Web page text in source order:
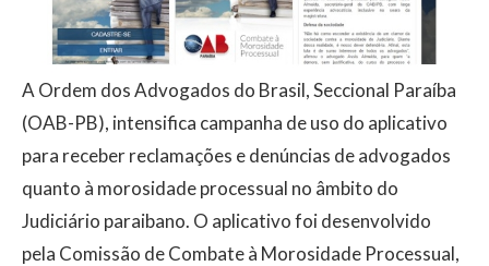
A Ordem dos Advogados do Brasil, Seccional Paraíba
(OAB-PB), intensifica campanha de uso do aplicativo
para receber reclamações e denúncias de advogados
quanto à morosidade processual no âmbito do
Judiciário paraibano. O aplicativo foi desenvolvido
pela Comissão de Combate à Morosidade Processual,